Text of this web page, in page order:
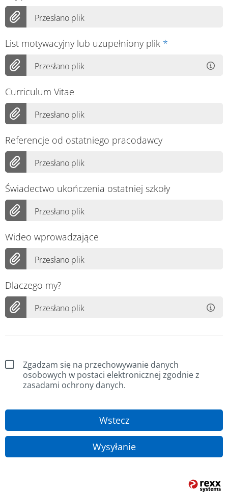
Przesłano plik
List motywacyjny lub uzupełniony plik *
Przesłano plik
Curriculum Vitae
Przesłano plik
Referencje od ostatniego pracodawcy
Przesłano plik
Świadectwo ukończenia ostatniej szkoły
Przesłano plik
Wideo wprowadzające
Przesłano plik
Dlaczego my?
Przesłano plik
Zgadzam się na przechowywanie danych
osobowych w postaci elektronicznej zgodnie z
zasadami ochrony danych.
Wstecz
Wysyłanie